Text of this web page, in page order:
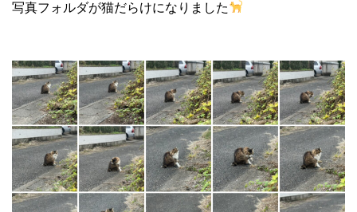
写真フォルダが猫だらけになりました